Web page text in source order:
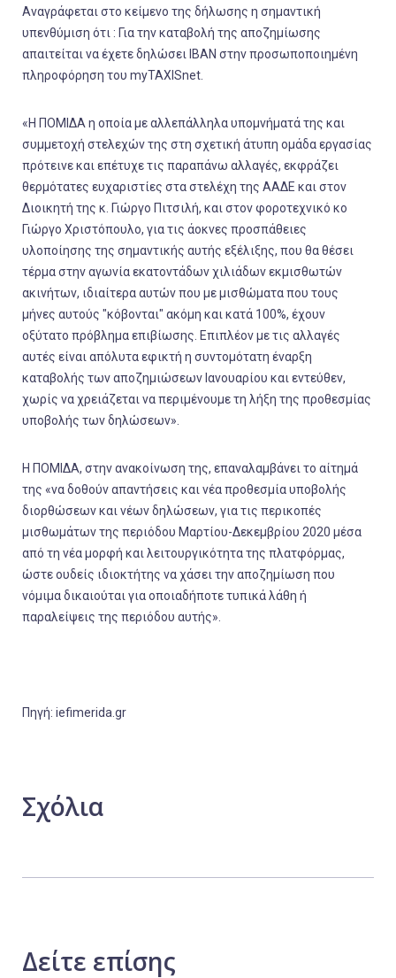
Αναγράφεται στο κείμενο της δήλωσης η σημαντική
υπενθύμιση ότι : Για την καταβολή της αποζημίωσης
απαιτείται να έχετε δηλώσει ΙΒΑΝ στην προσωποποιημένη
πληροφόρηση του myTAXISnet.
«Η ΠΟΜΙΔΑ η οποία με αλλεπάλληλα υπομνήματά της και
συμμετοχή στελεχών της στη σχετική άτυπη ομάδα εργασίας
πρότεινε και επέτυχε τις παραπάνω αλλαγές, εκφράζει
θερμότατες ευχαριστίες στα στελέχη της ΑΑΔΕ και στον
Διοικητή της κ. Γιώργο Πιτσιλή, και στον φοροτεχνικό κο
Γιώργο Χριστόπουλο, για τις άοκνες προσπάθειες
υλοποίησης της σημαντικής αυτής εξέλιξης, που θα θέσει
τέρμα στην αγωνία εκατοντάδων χιλιάδων εκμισθωτών
ακινήτων, ιδιαίτερα αυτών που με μισθώματα που τους
μήνες αυτούς "κόβονται" ακόμη και κατά 100%, έχουν
οξύτατο πρόβλημα επιβίωσης. Επιπλέον με τις αλλαγές
αυτές είναι απόλυτα εφικτή η συντομότατη έναρξη
καταβολής των αποζημιώσεων Ιανουαρίου και εντεύθεν,
χωρίς να χρειάζεται να περιμένουμε τη λήξη της προθεσμίας
υποβολής των δηλώσεων».
Η ΠΟΜΙΔΑ, στην ανακοίνωση της, επαναλαμβάνει το αίτημά
της «να δοθούν απαντήσεις και νέα προθεσμία υποβολής
διορθώσεων και νέων δηλώσεων, για τις περικοπές
μισθωμάτων της περιόδου Μαρτίου-Δεκεμβρίου 2020 μέσα
από τη νέα μορφή και λειτουργικότητα της πλατφόρμας,
ώστε ουδείς ιδιοκτήτης να χάσει την αποζημίωση που
νόμιμα δικαιούται για οποιαδήποτε τυπικά λάθη ή
παραλείψεις της περιόδου αυτής».
Πηγή: iefimerida.gr
Σχόλια
Δείτε επίσης